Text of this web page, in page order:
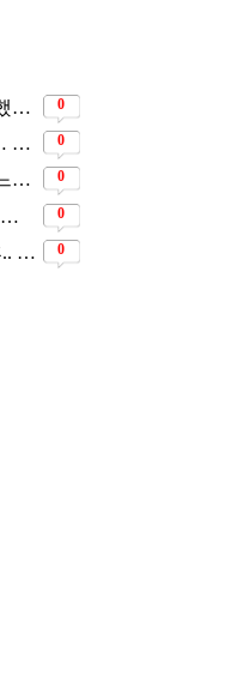
5살 연하 농구선수와 결혼하려고 했는데… 시어머니의 결혼반대에 부딛혔던 아이돌 0
8살이나 나이 속여서 활동했는데… 너무 동안이라서 아무도 의심 안 했다는 배우 0
1명만 낳아서 잘 키우자더니… 어느새 3자녀 부모 된 스타커플 ❤️ 0
“아이 둘 엄마”였는데 원빈과 조인성의 첫 사랑이었던 배우 0
스튜어디스 19년 근무 그만둔 이후.. 시댁 눈치 보고 있다는 연예인의 아내 0